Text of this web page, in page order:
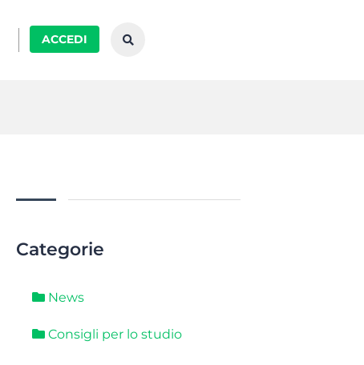
ACCEDI
Categorie
News
Consigli per lo studio